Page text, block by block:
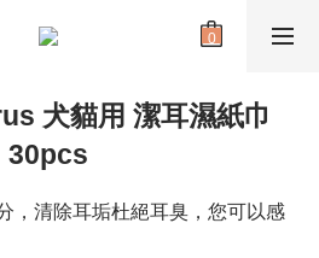
犬貓用 潔耳濕紙巾
30pcs
，清除耳垢杜絕耳臭，您可以感